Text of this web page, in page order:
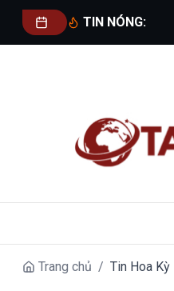
TIN NÓNG:
Trang chủ / Tin Hoa Kỳ